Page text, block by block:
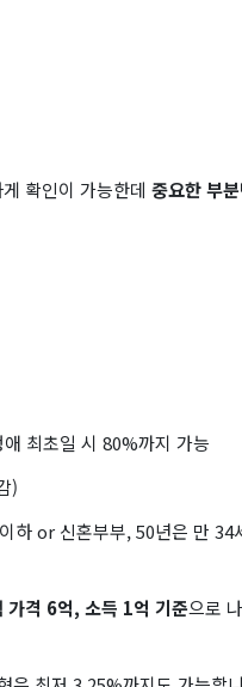
확인이 가능한데 중요한 부
최초일 시 80%까지 가능
)
하 or 신혼부부, 50년은 만 34
가격 6억, 소득 1억 기준으로